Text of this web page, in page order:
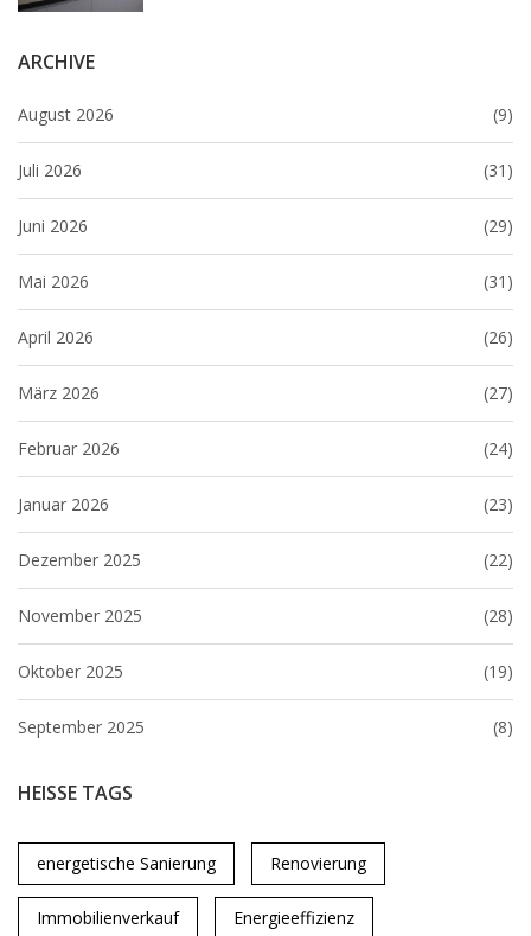
ARCHIVE
August 2026 (9)
Juli 2026 (31)
Juni 2026 (29)
Mai 2026 (31)
April 2026 (26)
März 2026 (27)
Februar 2026 (24)
Januar 2026 (23)
Dezember 2025 (22)
November 2025 (28)
Oktober 2025 (19)
September 2025 (8)
HEISSE TAGS
energetische Sanierung Renovierung
Immobilienverkauf Energieeffizienz